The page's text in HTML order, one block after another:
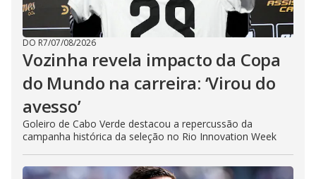
DO R7/07/08/2026
Vozinha revela impacto da Copa
do Mundo na carreira: ‘Virou do
avesso’
Goleiro de Cabo Verde destacou a repercussão da
campanha histórica da seleção no Rio Innovation Week